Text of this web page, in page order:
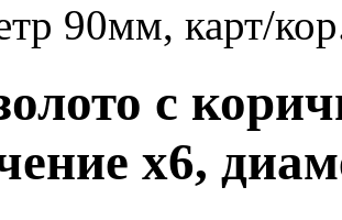
90мм, карт/
с
х6,